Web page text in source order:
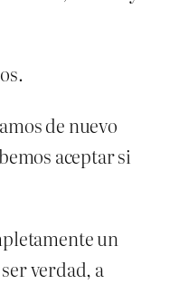
de nuevo
aceptar si
un
verdad, a